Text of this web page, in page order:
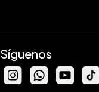
Síguenos